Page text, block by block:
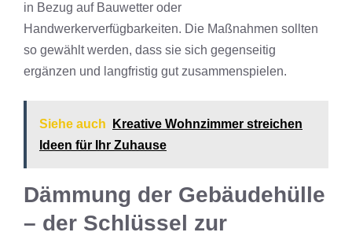
in Bezug auf Bauwetter oder
Handwerkerverfügbarkeiten. Die Maßnahmen sollten
so gewählt werden, dass sie sich gegenseitig
ergänzen und langfristig gut zusammenspielen.
Siehe auch
Kreative Wohnzimmer streichen
Ideen für Ihr Zuhause
Dämmung der Gebäudehülle
– der Schlüssel zur